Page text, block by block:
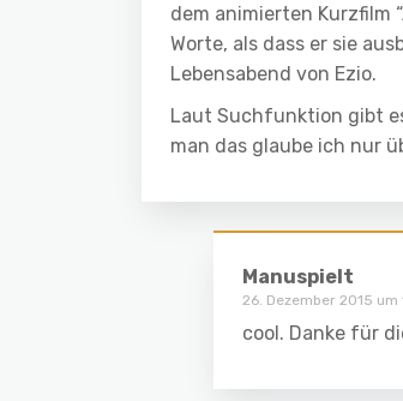
dem animierten Kurzfilm
Worte, als dass er sie
Lebensabend von Ezio.
Laut Suchfunktion gibt
man das glaube ich nur
Manuspielt
26. Dezember 2015 um
cool. Danke für